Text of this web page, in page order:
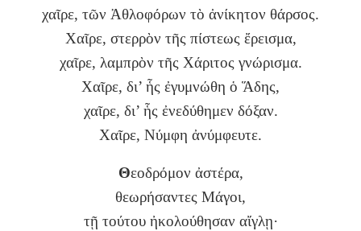
χαῖρε, τῶν Ἀθλοφόρων τὸ ἀνίκητον θάρσος.
Χαῖρε, στερρὸν τῆς πίστεως ἔρεισμα,
χαῖρε, λαμπρὸν τῆς Χάριτος γνώρισμα.
Χαῖρε, δι’ ἧς ἐγυμνώθη ὁ Ἅδης,
χαῖρε, δι’ ἧς ἐνεδύθημεν δόξαν.
Χαῖρε, Νύμφη ἀνύμφευτε.
Θεοδρόμον ἀστέρα,
θεωρήσαντες Μάγοι,
τῇ τούτου ἠκολούθησαν αἴγλῃ·